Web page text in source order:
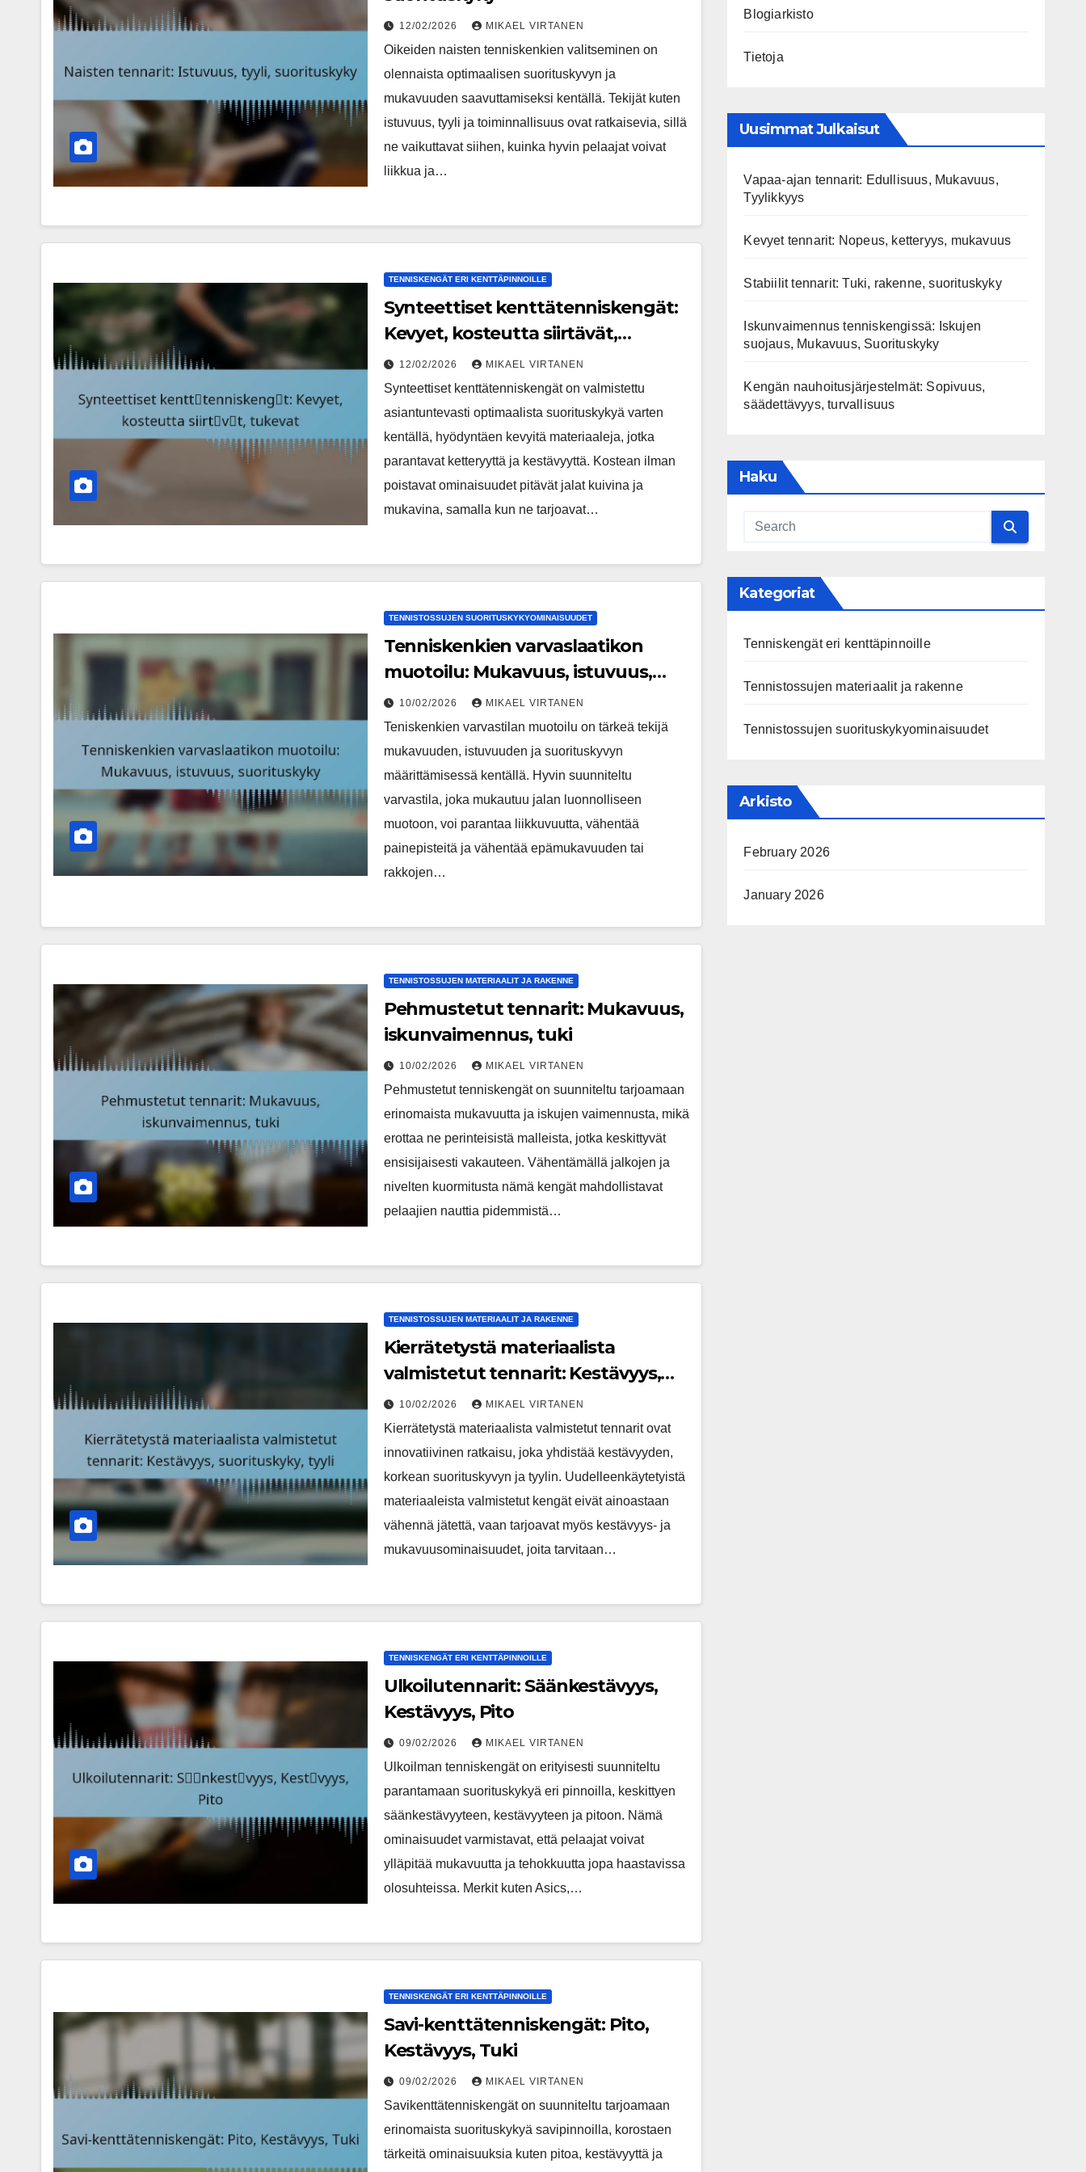
12/02/2026 MIKAEL VIRTANEN
Oikeiden naisten tenniskenkien valitseminen on
olennaista optimaalisen suorituskyvyn ja
mukavuuden saavuttamiseksi kentällä. Tekijät kuten
istuvuus, tyyli ja toiminnallisuus ovat ratkaisevia, sillä
ne vaikuttavat siihen, kuinka hyvin pelaajat voivat
liikkua ja…
TENNISKENGÄT ERI KENTTÄPINNOILLE
Synteettiset kenttätenniskengät:
Kevyet, kosteutta siirtävät,
tukevat
12/02/2026 MIKAEL VIRTANEN
Synteettiset kenttätenniskengät on valmistettu
asiantuntevasti optimaalista suorituskykyä varten
kentällä, hyödyntäen kevyitä materiaaleja, jotka
parantavat ketteryyttä ja kestävyyttä. Kostean ilman
poistavat ominaisuudet pitävät jalat kuivina ja
mukavina, samalla kun ne tarjoavat…
TENNISTOSSUJEN SUORITUSKYKYOMINAISUUDET
Tenniskenkien varvaslaatikon
muotoilu: Mukavuus, istuvuus,
suorituskyky
10/02/2026 MIKAEL VIRTANEN
Teniskenkien varvastilan muotoilu on tärkeä tekijä
mukavuuden, istuvuuden ja suorituskyvyn
määrittämisessä kentällä. Hyvin suunniteltu
varvastila, joka mukautuu jalan luonnolliseen
muotoon, voi parantaa liikkuvuutta, vähentää
painepisteitä ja vähentää epämukavuuden tai
rakkojen…
TENNISTOSSUJEN MATERIAALIT JA RAKENNE
Pehmustetut tennarit: Mukavuus,
iskunvaimennus, tuki
10/02/2026 MIKAEL VIRTANEN
Pehmustetut tenniskengät on suunniteltu tarjoamaan
erinomaista mukavuutta ja iskujen vaimennusta, mikä
erottaa ne perinteisistä malleista, jotka keskittyvät
ensisijaisesti vakauteen. Vähentämällä jalkojen ja
nivelten kuormitusta nämä kengät mahdollistavat
pelaajien nauttia pidemmistä…
TENNISTOSSUJEN MATERIAALIT JA RAKENNE
Kierrätetystä materiaalista
valmistetut tennarit: Kestävyys,
suorituskyky, tyyli
10/02/2026 MIKAEL VIRTANEN
Kierrätetystä materiaalista valmistetut tennarit ovat
innovatiivinen ratkaisu, joka yhdistää kestävyyden,
korkean suorituskyvyn ja tyylin. Uudelleenkäytetyistä
materiaaleista valmistetut kengät eivät ainoastaan
vähennä jätettä, vaan tarjoavat myös kestävyys- ja
mukavuusominaisuudet, joita tarvitaan…
TENNISKENGÄT ERI KENTTÄPINNOILLE
Ulkoilutennarit: Säänkestävyys,
Kestävyys, Pito
09/02/2026 MIKAEL VIRTANEN
Ulkoilman tenniskengät on erityisesti suunniteltu
parantamaan suorituskykyä eri pinnoilla, keskittyen
säänkestävyyteen, kestävyyteen ja pitoon. Nämä
ominaisuudet varmistavat, että pelaajat voivat
ylläpitää mukavuutta ja tehokkuutta jopa haastavissa
olosuhteissa. Merkit kuten Asics,…
TENNISKENGÄT ERI KENTTÄPINNOILLE
Savi-kenttätenniskengät: Pito,
Kestävyys, Tuki
09/02/2026 MIKAEL VIRTANEN
Savikenttätenniskengät on suunniteltu tarjoamaan
erinomaista suorituskykyä savipinnoilla, korostaen
tärkeitä ominaisuuksia kuten pitoa, kestävyyttä ja
Blogiarkisto
Tietoja
Uusimmat Julkaisut
Vapaa-ajan tennarit: Edullisuus, Mukavuus,
Tyylikkyys
Kevyet tennarit: Nopeus, ketteryys, mukavuus
Stabiilit tennarit: Tuki, rakenne, suorituskyky
Iskunvaimennus tenniskengissä: Iskujen
suojaus, Mukavuus, Suorituskyky
Kengän nauhoitusjärjestelmät: Sopivuus,
säädettävyys, turvallisuus
Haku
Kategoriat
Tenniskengät eri kenttäpinnoille
Tennistossujen materiaalit ja rakenne
Tennistossujen suorituskykyominaisuudet
Arkisto
February 2026
January 2026